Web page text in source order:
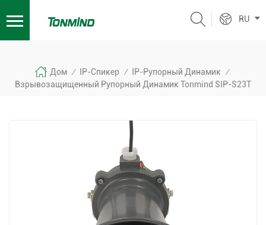
RU
Дом / IP-Спикер / IP-Рупорный Динамик /
Взрывозащищенный Рупорный Динамик Tonmind SIP-S23T